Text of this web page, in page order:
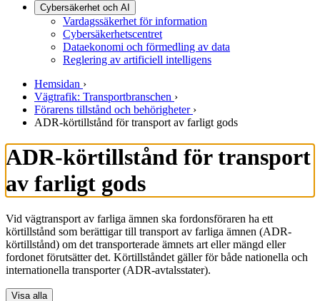
Cybersäkerhet och AI
Vardagssäkerhet för information
Cybersäkerhetscentret
Dataekonomi och förmedling av data
Reglering av artificiell intelligens
Hemsidan ›
Vägtrafik: Transportbranschen ›
Förarens tillstånd och behörigheter ›
ADR-körtillstånd för transport av farligt gods
ADR-körtillstånd för transport
av farligt gods
Vid vägtransport av farliga ämnen ska fordonsföraren ha ett
körtillstånd som berättigar till transport av farliga ämnen (ADR-
körtillstånd) om det transporterade ämnets art eller mängd eller
fordonet förutsätter det. Körtillståndet gäller för både nationella och
internationella transporter (ADR-avtalsstater).
Visa alla